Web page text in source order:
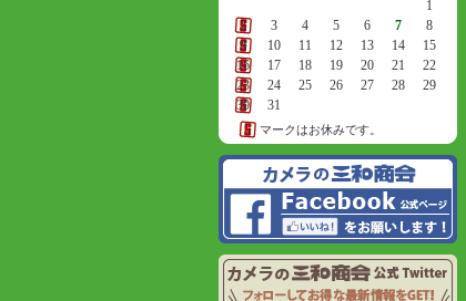
1
2
3 4 5 6 7
8
9
10 11 12 13 14
15
16
17 18 19 20 21
22
23
24 25 26 27 28
29
30
31
マークはお休みです。